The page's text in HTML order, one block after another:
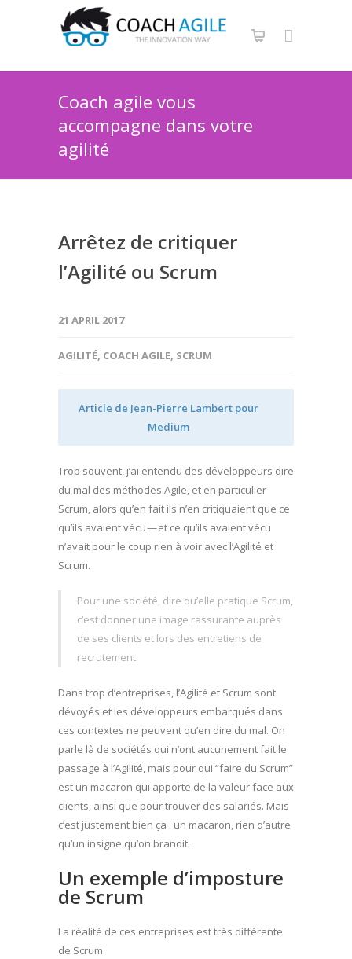
Coach agile vous
accompagne dans votre
agilité
Arrêtez de critiquer
l’Agilité ou Scrum
21 APRIL 2017
AGILITÉ, COACH AGILE, SCRUM
Article de Jean-Pierre Lambert pour
Medium
Trop souvent, j’ai entendu des développeurs dire
du mal des méthodes Agile, et en particulier
Scrum, alors qu’en fait ils n’en critiquaient que ce
qu’ils avaient vécu — et ce qu’ils avaient vécu
n’avait pour le coup rien à voir avec l’Agilité et
Scrum.
Pour une société, dire qu’elle pratique Scrum,
c’est donner une image rassurante auprès
de ses clients et lors des entretiens de
recrutement
Dans trop d’entreprises, l’Agilité et Scrum sont
dévoyés et les développeurs embarqués dans
ces contextes ne peuvent qu’en dire du mal. On
parle là de sociétés qui n’ont aucunement fait le
passage à l’Agilité, mais pour qui “faire du Scrum”
est un macaron qui apporte de la valeur face aux
clients, ainsi que pour trouver des salariés. Mais
c’est justement bien ça : un macaron, rien d’autre
qu’un insigne qu’on brandit.
Un exemple d’imposture
de Scrum
La réalité de ces entreprises est très différente
de Scrum.